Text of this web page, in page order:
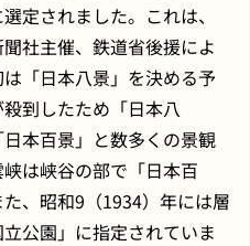
定されました。これは、
社主催、鉄道省後援によ
「日本八景」を決める予
到したため「日本八
本百景」と数多くの景観
は峡谷の部で「日本百
、昭和9（1934）年には層
公園」に指定されていま